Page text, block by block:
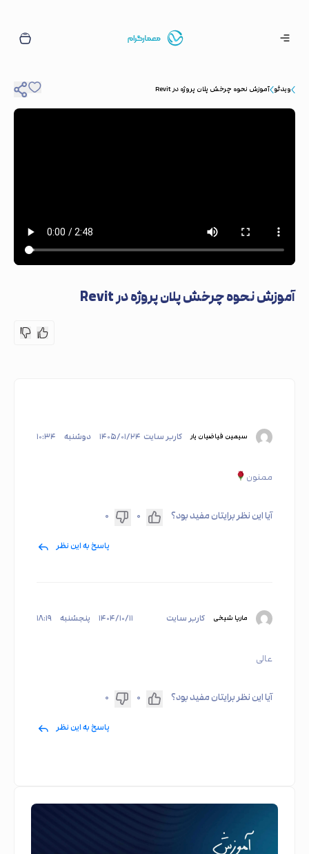
ویدئو آموزش نحوه چرخش پلان پروژه در Revit
آموزش نحوه چرخش پلان پروژه در Revit
سیمین فیاضیان یار کاربر سایت ۱۴۰۵/۰۱/۲۴ دوشنبه ۱۰:۳۴
ممنون
آیا این نظر برایتان مفید بود؟ ۰ ۰
پاسخ به این نظر
ماریا شیخی کاربر سایت ۱۴۰۴/۱۰/۱۱ پنجشنبه ۱۸:۱۹
عالی
آیا این نظر برایتان مفید بود؟ ۰ ۰
پاسخ به این نظر